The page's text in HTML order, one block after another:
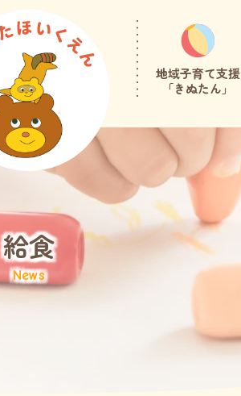
地域子育て支援
「きぬたん」
給食
News